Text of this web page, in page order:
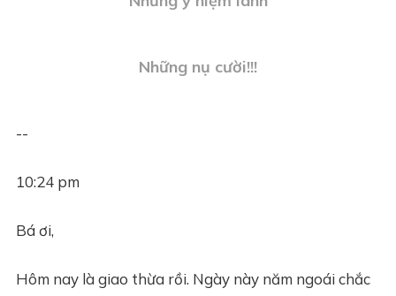
Những nụ cười!!!
--
10:24 pm
Bá ơi,
Hôm nay là giao thừa rồi. Ngày này năm ngoái chắc